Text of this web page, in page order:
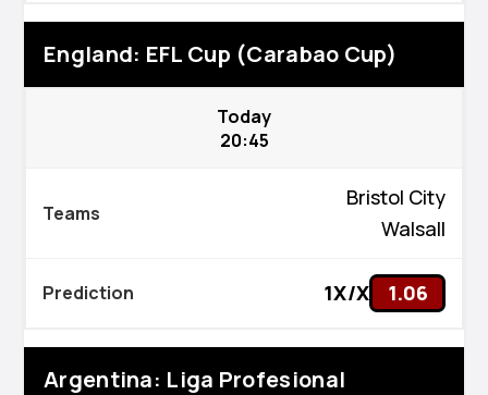
England: EFL Cup (Carabao Cup)
Today
20:45
Bristol City
Walsall
1X/X 1.06
Argentina: Liga Profesional